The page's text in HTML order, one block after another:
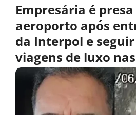
Empresária é
aeroporto após
da Interpol e
viagens de luxo